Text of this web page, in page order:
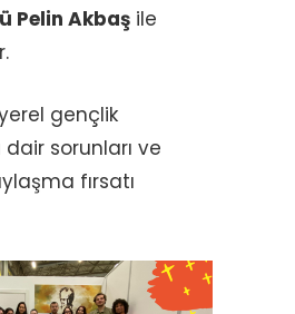
Pelin Akbaş ile
gençlik
sorunları ve
fırsatı